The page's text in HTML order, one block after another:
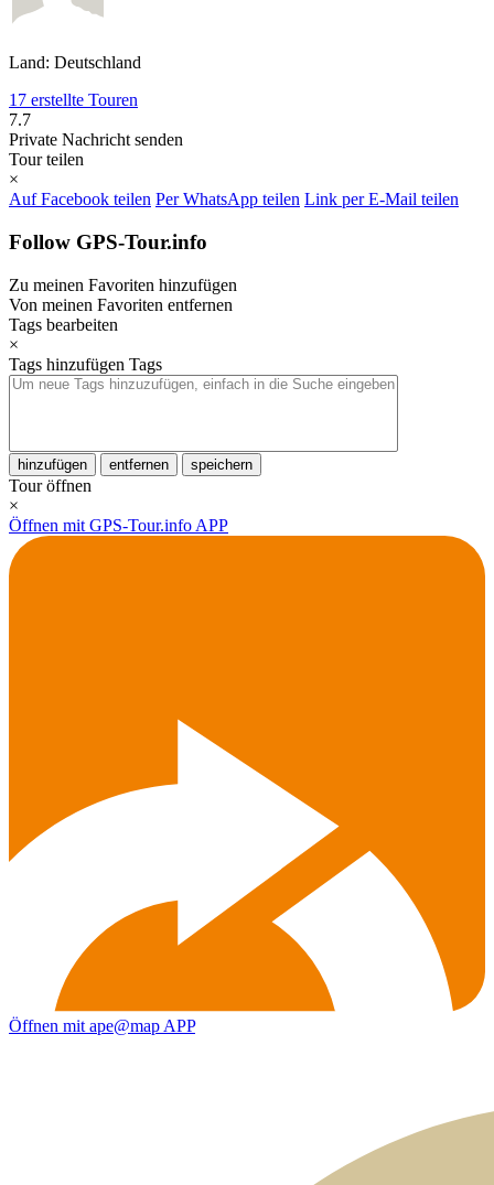
Land: Deutschland
17 erstellte Touren
7.7
Private Nachricht senden
Tour teilen
×
Auf Facebook teilen Per WhatsApp teilen Link per E-Mail teilen
Follow GPS-Tour.info
Zu meinen Favoriten hinzufügen
Von meinen Favoriten entfernen
Tags bearbeiten
×
Tags hinzufügen Tags
hinzufügen entfernen speichern
Tour öffnen
×
Öffnen mit GPS-Tour.info APP
Öffnen mit ape@map APP